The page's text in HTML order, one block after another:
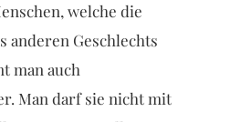
welche die
anderen Geschlechts
man auch
Man darf sie nicht mit